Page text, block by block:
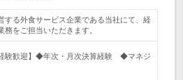
する外食サービス企業である当社にて、経
務をご担当いただきます。
経験歓迎】◆年次・月次決算経験 ◆マネジ